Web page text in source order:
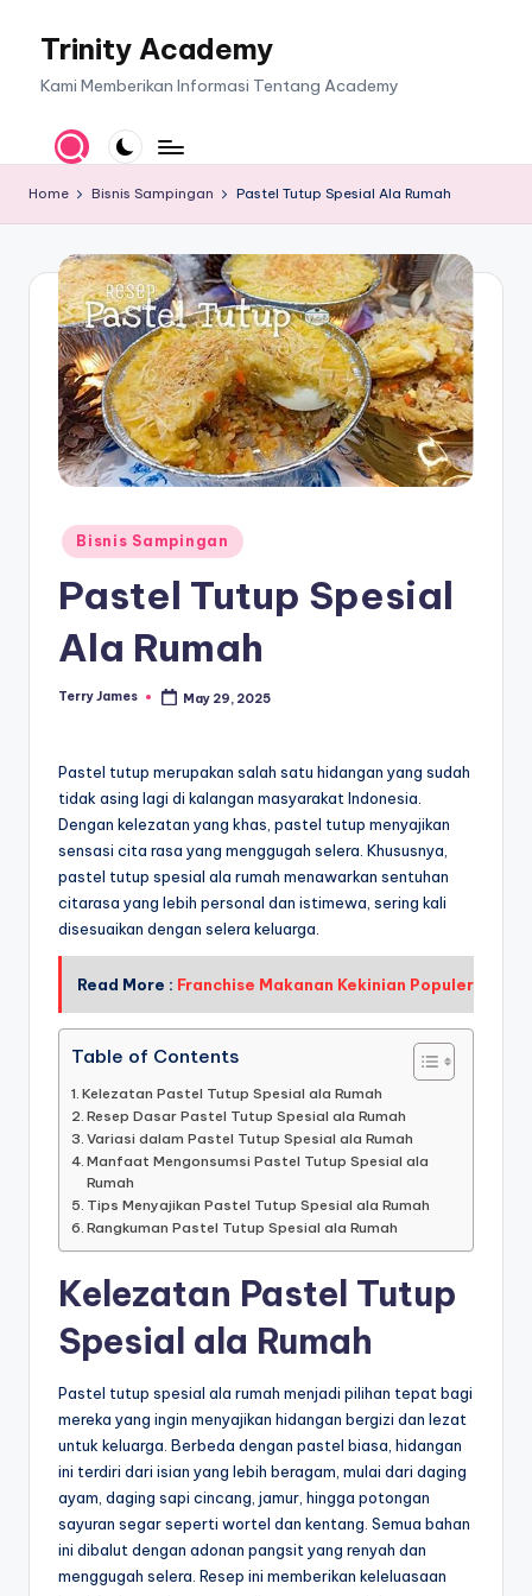
Trinity Academy
Kami Memberikan Informasi Tentang Academy
Home Bisnis Sampingan Pastel Tutup Spesial Ala Rumah
Posted
in
Bisnis Sampingan
Pastel Tutup Spesial
Ala Rumah
Posted
Terry James May 29, 2025
Pastel tutup merupakan salah satu hidangan yang sudah
tidak asing lagi di kalangan masyarakat Indonesia.
Dengan kelezatan yang khas, pastel tutup menyajikan
sensasi cita rasa yang menggugah selera. Khususnya,
pastel tutup spesial ala rumah menawarkan sentuhan
citarasa yang lebih personal dan istimewa, sering kali
disesuaikan dengan selera keluarga.
Read More : Franchise Makanan Kekinian Populer
Table of Contents
Kelezatan Pastel Tutup Spesial ala Rumah
Resep Dasar Pastel Tutup Spesial ala Rumah
Variasi dalam Pastel Tutup Spesial ala Rumah
Manfaat Mengonsumsi Pastel Tutup Spesial ala
Rumah
Tips Menyajikan Pastel Tutup Spesial ala Rumah
Rangkuman Pastel Tutup Spesial ala Rumah
Kelezatan Pastel Tutup
Spesial ala Rumah
Pastel tutup spesial ala rumah menjadi pilihan tepat bagi
mereka yang ingin menyajikan hidangan bergizi dan lezat
untuk keluarga. Berbeda dengan pastel biasa, hidangan
ini terdiri dari isian yang lebih beragam, mulai dari daging
ayam, daging sapi cincang, jamur, hingga potongan
sayuran segar seperti wortel dan kentang. Semua bahan
ini dibalut dengan adonan pangsit yang renyah dan
menggugah selera. Resep ini memberikan keleluasaan